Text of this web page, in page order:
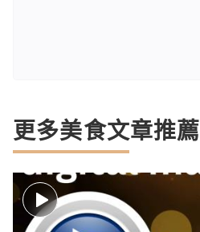
更多美食文章推薦